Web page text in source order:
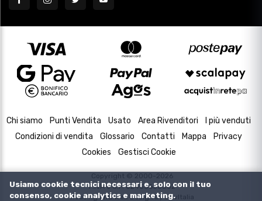
Chi siamo Punti Vendita Usato Area Rivenditori
I più venduti
Condizioni di vendita
Glossario Contatti Mappa
Privacy
Cookies
Gestisci Cookie
Copyright © 2000-2026
P.IVA e C.F. 02433630502
Housing and Web Design byDevItalia
Usiamo cookie tecnici necessari e, solo con il tuo
consenso, cookie analytics e marketing.